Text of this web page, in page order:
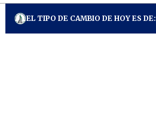
EL TIPO DE CAMBIO DE HOY ES DE: